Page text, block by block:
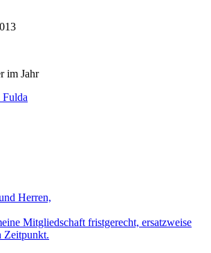
im Jahr
Fulda
Herren,
Mitgliedschaft fristgerecht, ersatzweise
Zeitpunkt.